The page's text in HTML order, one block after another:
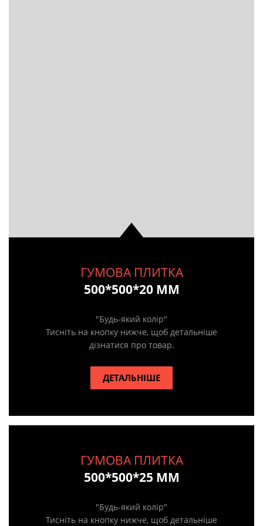
ГУМОВА ПЛИТКА
500*500*20 ММ
"Будь-який колір"
Тисніть на кнопку нижче, щоб детальніше
дізнатися про товар.
ДЕТАЛЬНІШЕ
ГУМОВА ПЛИТКА
500*500*25 ММ
"Будь-який колір"
Тисніть на кнопку нижче, щоб детальніше